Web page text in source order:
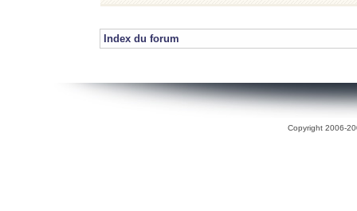
Index du forum
Copyright 2006-